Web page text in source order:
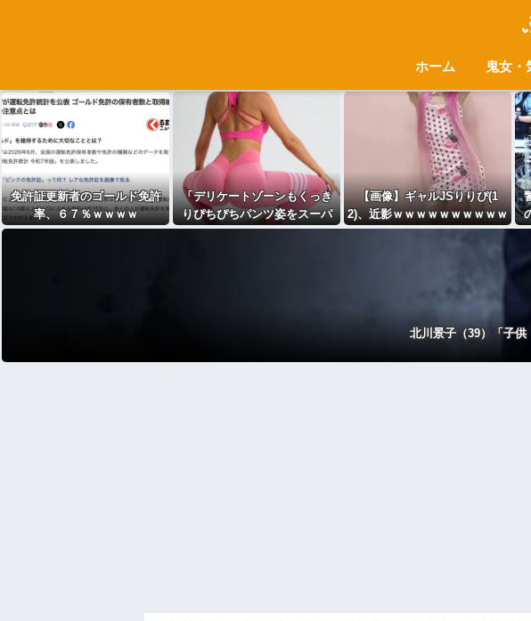
ホーム 鬼女・
免許証更新者のゴールド免許
率、６７％ｗｗｗｗ
「デリケートゾーンもくっき
りぴちぴちパンツ姿をスーパ
ーで見るのは不快」発言に反
【画像】ギャルJSりりぴ(1
2)、近影ｗｗｗｗｗｗｗｗｗｗ
北川景子（39）「子